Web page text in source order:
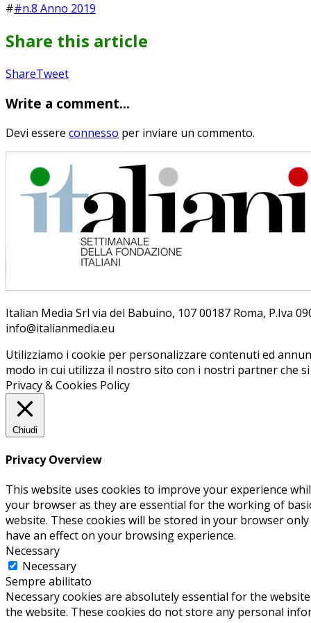
##n.8 Anno 2019
Share this article
ShareTweetShare
Google+
Pin
Pinterest
Send
WhatsApp
Write a comment...
Devi essere connesso per inviare un commento.
Ita­lian Me­dia Srl via del Ba­bui­no, 107 00187 Roma, P.Iva
info@ita­lian­me­dia.eu
Utilizziamo i cookie per personalizzare contenuti ed
modo in cui utilizza il nostro sito con i nostri partner che
Privacy & Cookies Policy
Chiudi
Privacy Overview
This website uses cookies to improve your experience
your browser as they are essential for the working of
website. These cookies will be stored in your browser
have an effect on your browsing experience.
Necessary
Necessary
Sempre abilitato
Necessary cookies are absolutely essential for the
the website. These cookies do not store any personal